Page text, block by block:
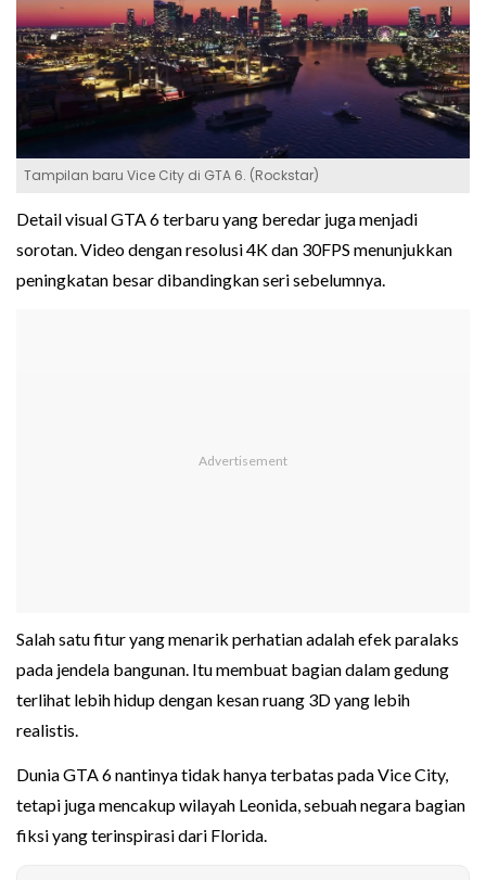
Tampilan baru Vice City di GTA 6. (Rockstar)
Detail visual GTA 6 terbaru yang beredar juga menjadi
sorotan. Video dengan resolusi 4K dan 30FPS menunjukkan
peningkatan besar dibandingkan seri sebelumnya.
Salah satu fitur yang menarik perhatian adalah efek paralaks
pada jendela bangunan. Itu membuat bagian dalam gedung
terlihat lebih hidup dengan kesan ruang 3D yang lebih
realistis.
Dunia GTA 6 nantinya tidak hanya terbatas pada Vice City,
tetapi juga mencakup wilayah Leonida, sebuah negara bagian
fiksi yang terinspirasi dari Florida.